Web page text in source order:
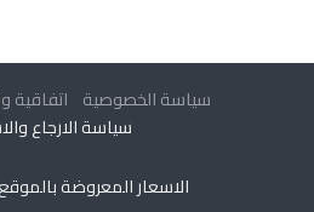
سياسة الخصوصية اتفاقية
سياسة الارجاع
الاسعار المعروضة